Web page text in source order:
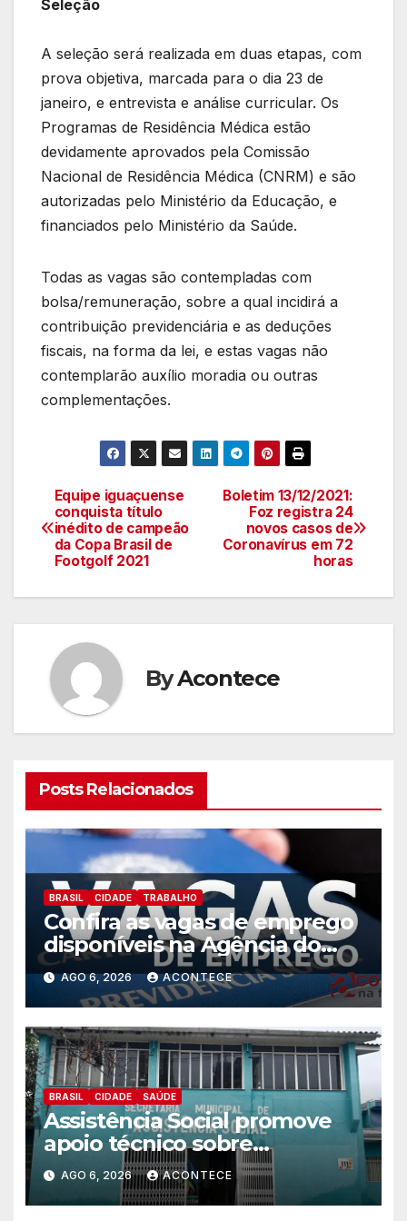
Seleção
A seleção será realizada em duas etapas, com
prova objetiva, marcada para o dia 23 de
janeiro, e entrevista e análise curricular. Os
Programas de Residência Médica estão
devidamente aprovados pela Comissão
Nacional de Residência Médica (CNRM) e são
autorizadas pelo Ministério da Educação, e
financiados pelo Ministério da Saúde.
Todas as vagas são contempladas com
bolsa/remuneração, sobre a qual incidirá a
contribuição previdenciária e as deduções
fiscais, na forma da lei, e estas vagas não
contemplarão auxílio moradia ou outras
complementações.
Navegação
de
artigos
Boletim 13/12/2021:
Foz registra 24
novos casos de
Coronavírus em 72
horas
Equipe iguaçuense
conquista título
inédito de campeão
da Copa Brasil de
Footgolf 2021
ByAcontece
Posts Relacionados
BRASIL CIDADE TRABALHO
Confira as vagas de emprego
disponíveis na Agência do
Trabalhador
AGO 6, 2026 ACONTECE
BRASIL CIDADE SAÚDE
Assistência Social promove
apoio técnico sobre
preparação e resposta a
situações de emergência e
calamidade pública
AGO 6, 2026 ACONTECE